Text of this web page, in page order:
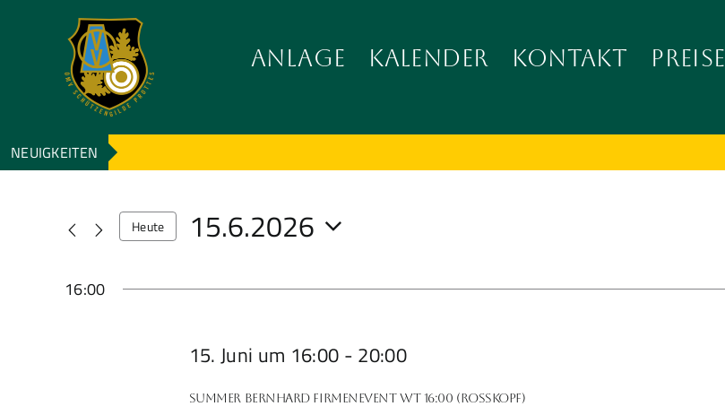
wechseln
ANLAGE KALENDER KONTAKT PREISE
NEUIGKEITEN
Heute 15.6.2026
wählen.
16:00
15. Juni um 16:00 - 20:00
Summer Bernhard Firmenevent WT 16:00 (Rosskopf)